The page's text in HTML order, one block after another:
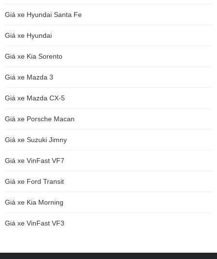
Giá xe Hyundai Santa Fe
Giá xe Hyundai
Giá xe Kia Sorento
Giá xe Mazda 3
Giá xe Mazda CX-5
Giá xe Porsche Macan
Giá xe Suzuki Jimny
Giá xe VinFast VF7
Giá xe Ford Transit
Giá xe Kia Morning
Giá xe VinFast VF3